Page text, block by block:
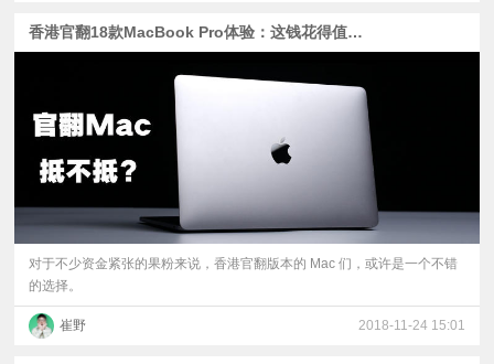
香港官翻18款MacBook Pro体验：这钱花得值吗？
对于不少资金紧张的果粉来说，香港官翻版本的 Mac 们，或许是一个不错
的选择。
崔野 2018-11-24 15:01